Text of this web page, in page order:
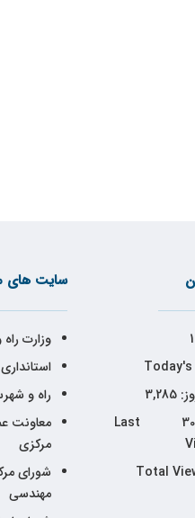
1
Today's
3,285
Last
Total
سایت های
وزارت
راه و
معاونت
مرکزی
شورای
مهندسی